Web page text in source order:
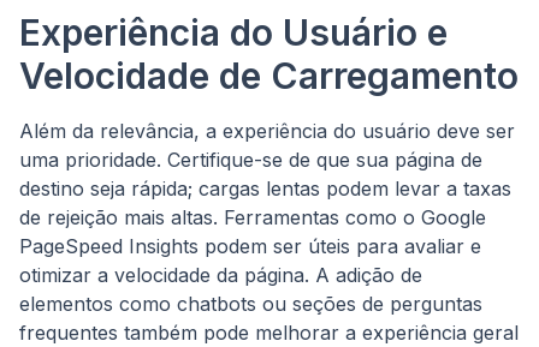
Experiência do Usuário e
Velocidade de Carregamento
Além da relevância, a experiência do usuário deve ser
uma prioridade. Certifique-se de que sua página de
destino seja rápida; cargas lentas podem levar a taxas
de rejeição mais altas. Ferramentas como o Google
PageSpeed Insights podem ser úteis para avaliar e
otimizar a velocidade da página. A adição de
elementos como chatbots ou seções de perguntas
frequentes também pode melhorar a experiência geral